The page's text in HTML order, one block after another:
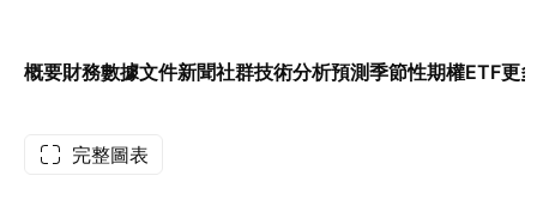
概要財務數據文件新聞社群技術分析預測季節性期權ETF更
完整圖表